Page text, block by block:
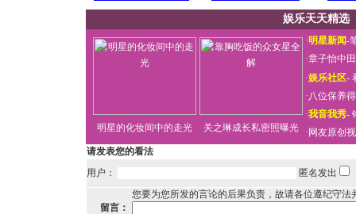
娱乐天天精选
明星的化妆间中的走光 关之琳成长私密照曝光
·明星新闻-
·章子怡中
·娱乐社区-
·八位保养
·我音我秀-
· 网友原创
请发表您的看法
用户：
匿名发出
您要为您所发的言论的后果负责，故请各位遵纪守法
留言：